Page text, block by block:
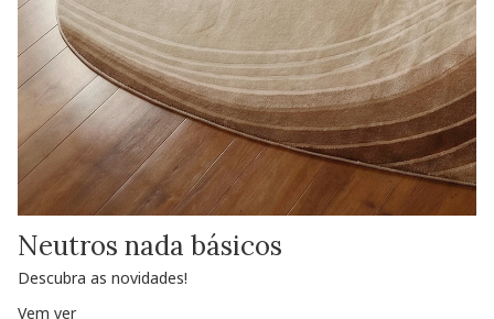
Neutros nada básicos
Descubra as novidades!
Vem ver